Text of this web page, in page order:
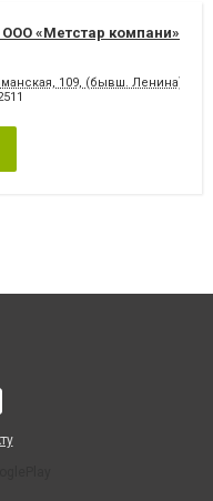
«Метстар компани»
109, (бывш. Ленина)